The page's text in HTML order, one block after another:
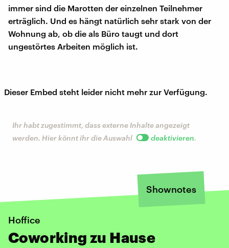
immer sind die Marotten der einzelnen Teilnehmer
erträglich. Und es hängt natürlich sehr stark von der
Wohnung ab, ob die als Büro taugt und dort
ungestörtes Arbeiten möglich ist.
Dieser Embed steht leider nicht mehr zur Verfügung.
Ihr habt zugestimmt, dass externe Inhalte angezeigt
werden. Hier könnt ihr die Auswahl
deaktivieren.
Shownotes
Hoffice
Coworking zu Hause